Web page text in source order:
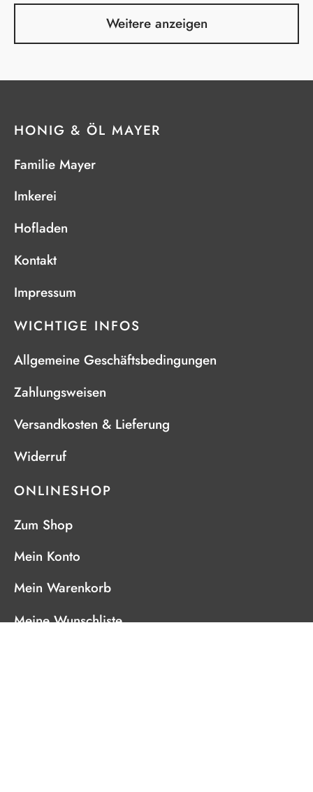
der
Produktseite
werden
Weitere anzeigen
WICHTIGE INFOS
Allgemeine Geschäftsbedingungen
Zahlungsweisen
Versandkosten & Lieferung
Widerruf
ONLINESHOP
Zum Shop
Mein Konto
Mein Warenkorb
Meine Wunschliste
HONIG & ÖL MAYER
Familie Mayer
Imkerei
Hofladen
Kontakt
Impressum